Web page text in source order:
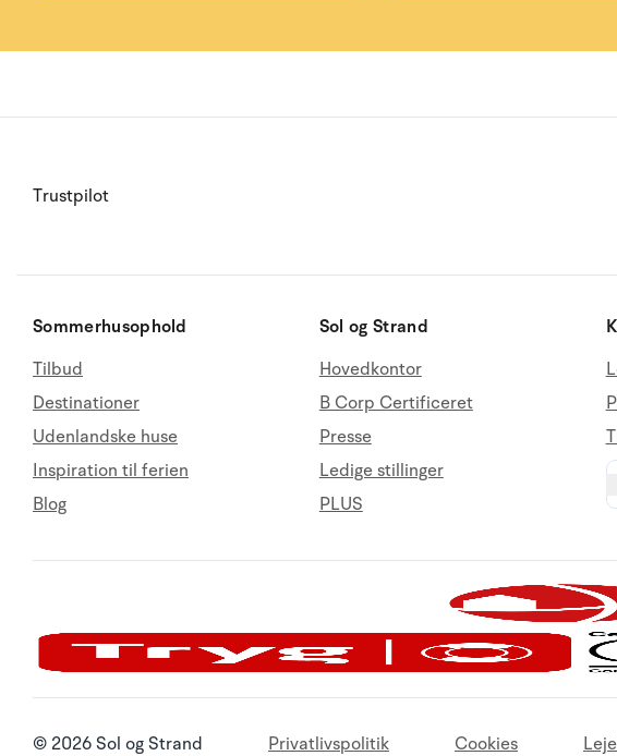
Trustpilot
Sommerhusophold
Tilbud
Destinationer
Udenlandske huse
Inspiration til ferien
Blog
Sol og Strand
Hovedkontor
B Corp Certificeret
Presse
Ledige stillinger
PLUS
© 2026 Sol og Strand Privatlivspolitik Cookies